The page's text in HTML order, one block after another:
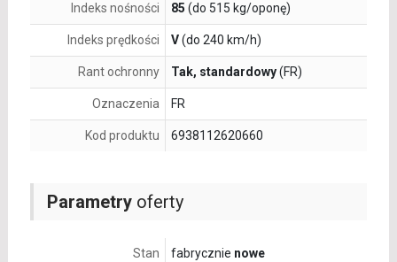
Parametryoferty
Stan fabrycznie nowe
Indeks nośności 85 (do 515 kg/oponę)
Indeks prędkości V(do 240 km/h)
Rant ochronny Tak, standardowy(FR)
Oznaczenia FR
Kod produktu 6938112620660